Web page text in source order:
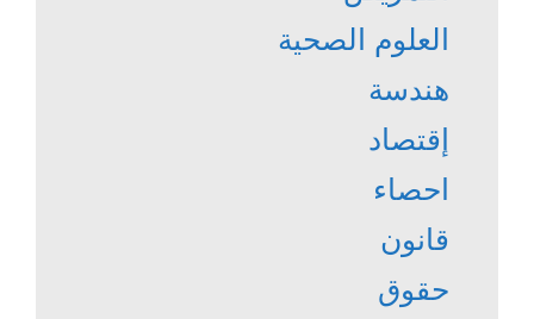
العلوم الصحية
هندسة
إقتصاد
احصاء
قانون
حقوق